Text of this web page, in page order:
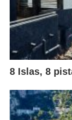
8 Islas, 8